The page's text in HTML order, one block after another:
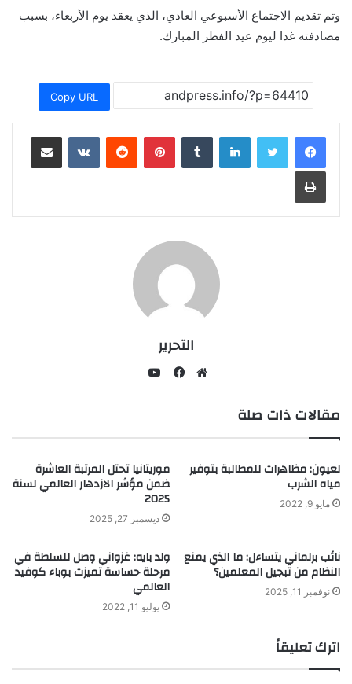
وتم تقديم الاجتماع الأسبوعي العادي، الذي يعقد يوم الأربعاء، بسبب
مصادفته غدا ليوم عيد الفطر المبارك.
Copy URL
لينكدإن بينتيريست مشاركة عبر البريد
طباعة
التحرير
مقالات ذات صلة
لعيون: مظاهرات للمطالبة بتوفير
مياه الشرب
مايو 9, 2022
موريتانيا تحتل المرتبة العاشرة
ضمن مؤشر الازدهار العالمي لسنة
2025
ديسمبر 27, 2025
نائب برلماني يتساءل: ما الذي يمنع
النظام من تبجيل المعلمين؟
نوفمبر 11, 2025
ولد بايه: غزواني وصل للسلطة في
مرحلة حساسة تميزت بوباء كوفيد
العالمي
يوليو 11, 2022
اترك تعليقاً